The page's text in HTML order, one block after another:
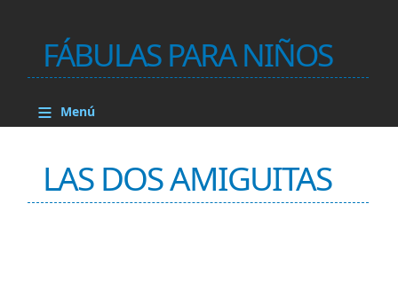
FÁBULAS PARA NIÑOS
≡ Menú
LAS DOS AMIGUITAS